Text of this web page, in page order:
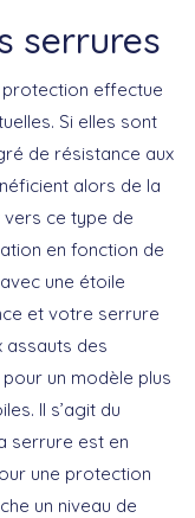
serrures
effectue
Si elles sont
de résistance aux
alors de la
ce type de
en fonction de
une étoile
et votre serrure
assauts des
un modèle plus
Il s’agit du
serrure est en
une protection
un niveau de